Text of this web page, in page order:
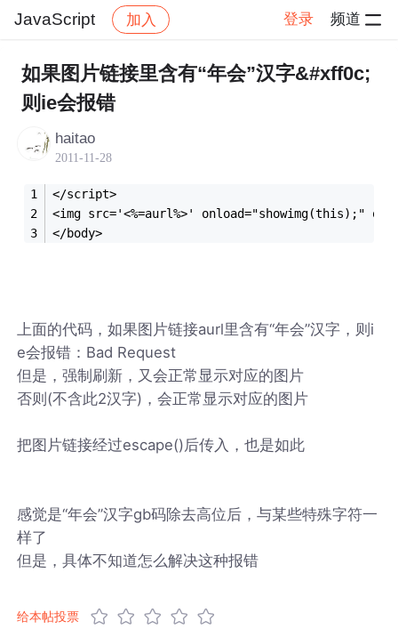
JavaScript 加入 登录 频道
社区 JavaScript 帖子详情
如果图片链接里含有“年会”汉字&#xff0c;
则ie会报错
haitao
2011-11-28
<img src='<%=aurl%>' onload="showimg(this);"
</body>
上面的代码，如果图片链接aurl里含有“年会”汉字，则i
e会报错：Bad Request
但是，强制刷新，又会正常显示对应的图片
否则(不含此2汉字)，会正常显示对应的图片
把图片链接经过escape()后传入，也是如此
感觉是“年会”汉字gb码除去高位后，与某些特殊字符一
样了
但是，具体不知道怎么解决这种报错
给本帖投票